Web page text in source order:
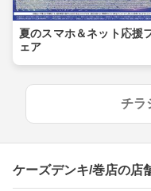
夏のスマホ＆ネット応援
ェア
チラ
ケーズデンキ/巻店の店